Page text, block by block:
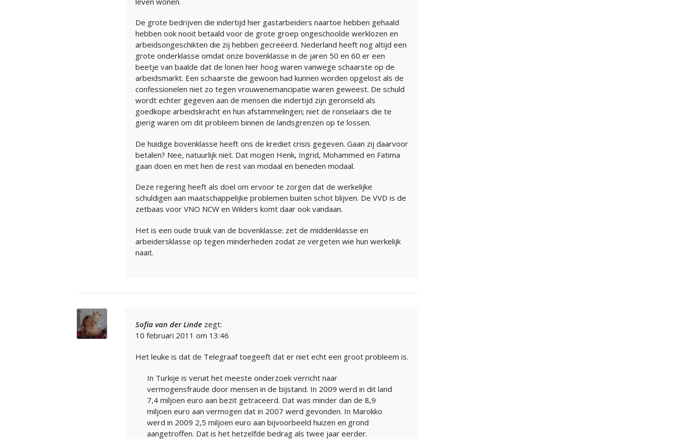
De grote bedrijven die indertijd hier gastarbeiders naartoe hebben gehaald
hebben ook nooit betaald voor de grote groep ongeschoolde werklozen en
arbeidsongeschikten die zij hebben gecreëerd. Nederland heeft nog altijd een
grote onderklasse omdat onze bovenklasse in de jaren 50 en 60 er een
beetje van baalde dat de lonen hier hoog waren vanwege schaarste op de
arbeidsmarkt. Een schaarste die gewoon had kunnen worden opgelost als de
confessionelen niet zo tegen vrouwenemancipatie waren geweest. De schuld
wordt echter gegeven aan de mensen die indertijd zijn geronseld als
goedkope arbeidskracht en hun afstammelingen; niet de ronselaars die te
gierig waren om dit probleem binnen de landsgrenzen op te lossen.
De huidige bovenklasse heeft ons de krediet crisis gegeven. Gaan zij daarvoor
betalen? Nee, natuurlijk niet. Dat mogen Henk, Ingrid, Mohammed en Fatima
gaan doen en met hen de rest van modaal en beneden modaal.
Deze regering heeft als doel om ervoor te zorgen dat de werkelijke
schuldigen aan maatschappelijke problemen buiten schot blijven. De VVD is de
zetbaas voor VNO NCW en Wilders komt daar ook vandaan.
Het is een oude truuk van de bovenklasse: zet de middenklasse en
arbeidersklasse op tegen minderheden zodat ze vergeten wie hun werkelijk
naait.
Sofia van der Linde zegt:
10 februari 2011 om 13:46
Het leuke is dat de Telegraaf toegeeft dat er niet echt een groot probleem is.
In Turkije is veruit het meeste onderzoek verricht naar
vermogensfraude door mensen in de bijstand. In 2009 werd in dit land
7,4 miljoen euro aan bezit getraceerd. Dat was minder dan de 8,9
miljoen euro aan vermogen dat in 2007 werd gevonden. In Marokko
werd in 2009 2,5 miljoen euro aan bijvoorbeeld huizen en grond
aangetroffen. Dat is het hetzelfde bedrag als twee jaar eerder.